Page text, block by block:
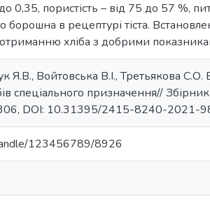
0,35, пористість – від 75 до 57 %,
борошна в рецептурі тіста.
хліба з добрими
Я.В., Войтовська В.І., Третьякова
спеціального призначення//
DOI: 10.31395/2415-8240-2021-
123456789/8926